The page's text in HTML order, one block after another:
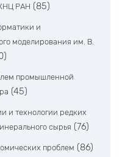
РАН (85)
и
моделирования им. В.
промышленной
(45)
и технологии редких
сырья (76)
проблем (86)